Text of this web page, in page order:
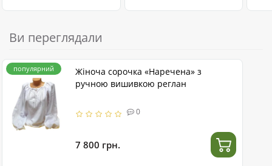
Ви переглядали
популярний
Жіноча сорочка «Наречена» з
ручною вишивкою реглан
0
7 800 грн.